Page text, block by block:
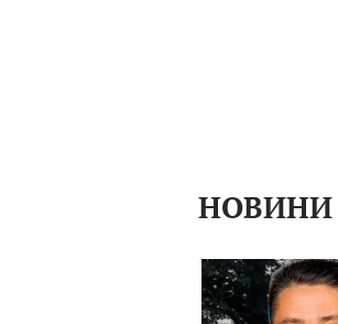
НОВИНИ